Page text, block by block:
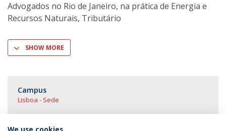
Advogados no Rio de Janeiro, na prática de Energia e
Recursos Naturais, Tributário
SHOW MORE
Campus
Lisboa - Sede